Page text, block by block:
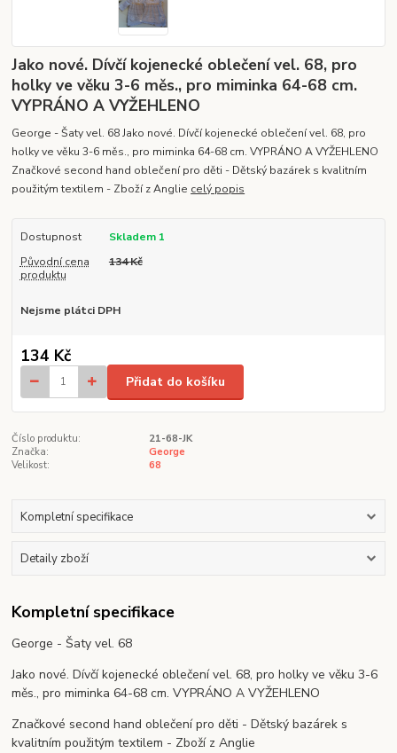
Jako nové. Dívčí kojenecké oblečení vel. 68, pro
holky ve věku 3-6 měs., pro miminka 64-68 cm.
VYPRÁNO A VYŽEHLENO
George - Šaty vel. 68 Jako nové. Dívčí kojenecké oblečení vel. 68, pro
holky ve věku 3-6 měs., pro miminka 64-68 cm. VYPRÁNO A VYŽEHLENO
Značkové second hand oblečení pro děti - Dětský bazárek s kvalitním
použitým textilem - Zboží z Anglie celý popis
Dostupnost
Skladem 1
Původní cena
produktu
134 Kč
Nejsme plátci DPH
134 Kč
Přidat do košíku
Číslo produktu:
21-68-JK
Značka:
George
Velikost:
68
Kompletní specifikace
Detaily zboží
Kompletní specifikace
George - Šaty vel. 68
Jako nové. Dívčí kojenecké oblečení vel. 68, pro holky ve věku 3-6
měs., pro miminka 64-68 cm. VYPRÁNO A VYŽEHLENO
Značkové second hand oblečení pro děti - Dětský bazárek s
kvalitním použitým textilem - Zboží z Anglie